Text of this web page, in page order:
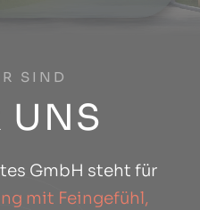
SIND
UNS
GmbH steht für
mit Feingefühl,